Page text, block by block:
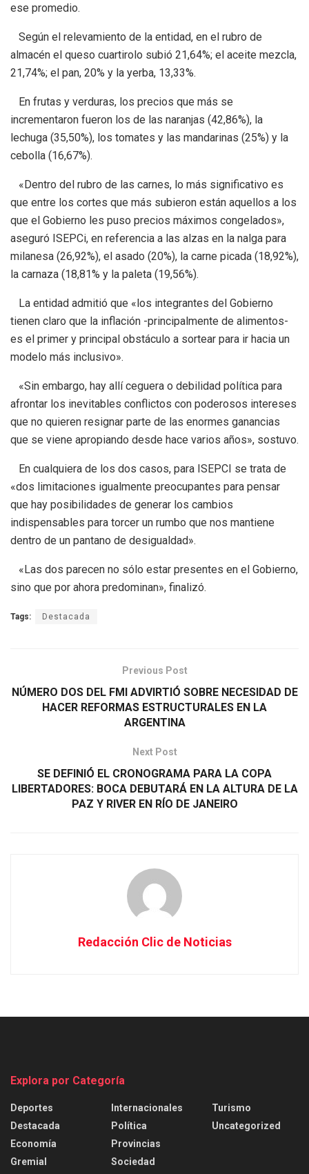
ese promedio.
Según el relevamiento de la entidad, en el rubro de
almacén el queso cuartirolo subió 21,64%; el aceite mezcla,
21,74%; el pan, 20% y la yerba, 13,33%.
En frutas y verduras, los precios que más se
incrementaron fueron los de las naranjas (42,86%), la
lechuga (35,50%), los tomates y las mandarinas (25%) y la
cebolla (16,67%).
«Dentro del rubro de las carnes, lo más significativo es
que entre los cortes que más subieron están aquellos a los
que el Gobierno les puso precios máximos congelados»,
aseguró ISEPCi, en referencia a las alzas en la nalga para
milanesa (26,92%), el asado (20%), la carne picada (18,92%),
la carnaza (18,81% y la paleta (19,56%).
La entidad admitió que «los integrantes del Gobierno
tienen claro que la inflación -principalmente de alimentos-
es el primer y principal obstáculo a sortear para ir hacia un
modelo más inclusivo».
«Sin embargo, hay allí ceguera o debilidad política para
afrontar los inevitables conflictos con poderosos intereses
que no quieren resignar parte de las enormes ganancias
que se viene apropiando desde hace varios años», sostuvo.
En cualquiera de los dos casos, para ISEPCI se trata de
«dos limitaciones igualmente preocupantes para pensar
que hay posibilidades de generar los cambios
indispensables para torcer un rumbo que nos mantiene
dentro de un pantano de desigualdad».
«Las dos parecen no sólo estar presentes en el Gobierno,
sino que por ahora predominan», finalizó.
Tags: Destacada
Previous Post
NÚMERO DOS DEL FMI ADVIRTIÓ SOBRE NECESIDAD DE
HACER REFORMAS ESTRUCTURALES EN LA
ARGENTINA
Next Post
SE DEFINIÓ EL CRONOGRAMA PARA LA COPA
LIBERTADORES: BOCA DEBUTARÁ EN LA ALTURA DE LA
PAZ Y RIVER EN RÍO DE JANEIRO
Redacción Clic de Noticias
Explora por Categoría
Deportes
Destacada
Economía
Gremial
Internacionales
Política
Provincias
Sociedad
Turismo
Uncategorized